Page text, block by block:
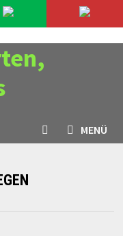
MENÜ